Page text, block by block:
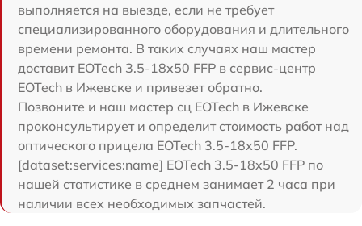
выполняется на выезде, если не требует
специализированного оборудования и длительного
времени ремонта. В таких случаях наш мастер
доставит EOTech 3.5-18x50 FFP в сервис-центр
EOTech в Ижевске и привезет обратно.
Позвоните и наш мастер сц EOTech в Ижевске
проконсультирует и определит стоимость работ над
оптического прицела EOTech 3.5-18x50 FFP.
[dataset:services:name] EOTech 3.5-18x50 FFP по
нашей статистике в среднем занимает 2 часа при
наличии всех необходимых запчастей.